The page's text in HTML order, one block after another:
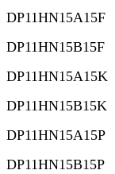
DP11HN15A15F
DP11HN15B15F
DP11HN15A15K
DP11HN15B15K
DP11HN15A15P
DP11HN15B15P